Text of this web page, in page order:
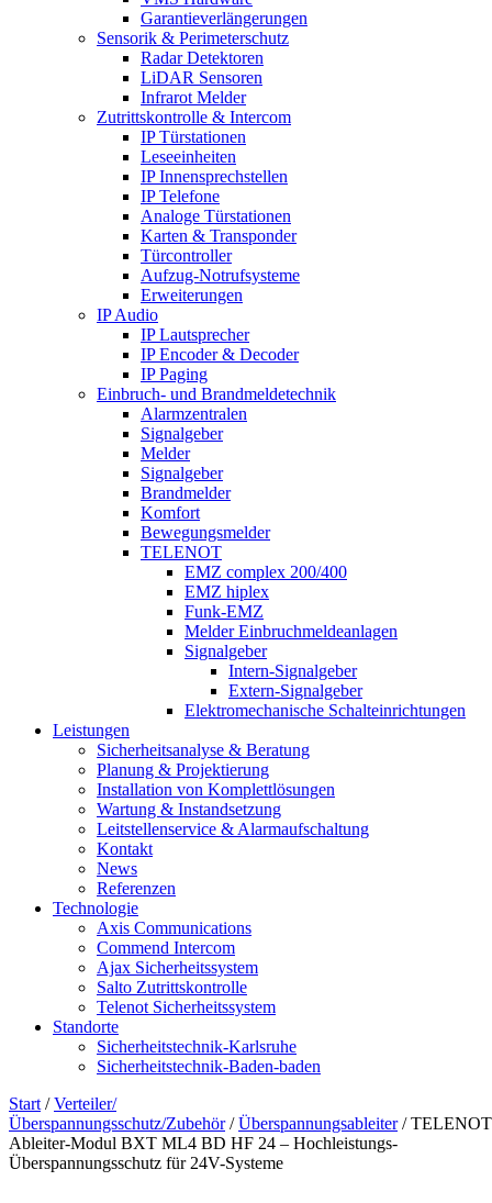
Garantieverlängerungen
Sensorik & Perimeterschutz
Radar Detektoren
LiDAR Sensoren
Infrarot Melder
Zutrittskontrolle & Intercom
IP Türstationen
Leseeinheiten
IP Innensprechstellen
IP Telefone
Analoge Türstationen
Karten & Transponder
Türcontroller
Aufzug-Notrufsysteme
Erweiterungen
IP Audio
IP Lautsprecher
IP Encoder & Decoder
IP Paging
Einbruch- und Brandmeldetechnik
Alarmzentralen
Signalgeber
Melder
Signalgeber
Brandmelder
Komfort
Bewegungsmelder
TELENOT
EMZ complex 200/400
EMZ hiplex
Funk-EMZ
Melder Einbruchmeldeanlagen
Signalgeber
Intern-Signalgeber
Extern-Signalgeber
Elektromechanische Schalteinrichtungen
Leistungen
Sicherheitsanalyse & Beratung
Planung & Projektierung​
Installation von Komplettlösungen
Wartung & Instandsetzung
Leitstellenservice & Alarmaufschaltung
Kontakt
News
Referenzen
Technologie
Axis Communications
Commend Intercom
Ajax Sicherheitssystem​
Salto Zutrittskontrolle
Telenot Sicherheitssystem
Standorte
Sicherheitstechnik-Karlsruhe
Sicherheitstechnik-Baden-baden
Start /Verteiler/
Überspannungsschutz/Zubehör/Überspannungsableiter/ TELENOT
Ableiter-Modul BXT ML4 BD HF 24 – Hochleistungs-
Überspannungsschutz für 24V-Systeme